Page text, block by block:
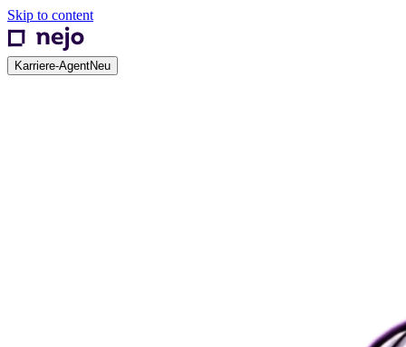
Skip to content
Karriere-AgentNeu